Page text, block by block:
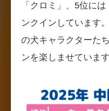
「クロミ」、5位に
ンクインしています
の犬キャラクターた
ンを楽しませています